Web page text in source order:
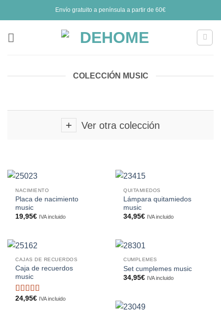
Envío gratuito a península a partir de 60€
COLECCIÓN MUSIC
Ver otra colección
NACIMIENTO
Placa de nacimiento
music
19,95€ IVA incluido
QUITAMIEDOS
Lámpara quitamiedos
music
34,95€ IVA incluido
CAJAS DE RECUERDOS
Caja de recuerdos
music
Valorado
24,95€ IVA incluido
CUMPLEMES
Set cumplemes music
34,95€ IVA incluido